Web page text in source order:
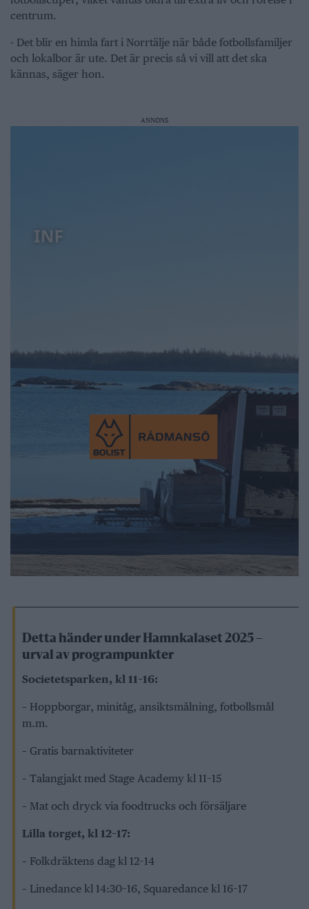
centrum.
- Det blir en himla fart i Norrtälje när både fotbollsfamiljer
och lokalbor är ute. Det är precis så vi vill att det ska
kännas, säger hon.
ANNONS
Detta händer under Hamnkalaset 2025 –
urval av programpunkter
Societetsparken, kl 11–16:
– Hoppborgar, minitåg, ansiktsmålning, fotbollsmål
m.m.
– Gratis barnaktiviteter
– Talangjakt med Stage Academy kl 11–15
– Mat och dryck via foodtrucks och försäljare
Lilla torget, kl 12–17:
– Folkdräktens dag kl 12–14
– Linedance kl 14:30–16, Squaredance kl 16–17